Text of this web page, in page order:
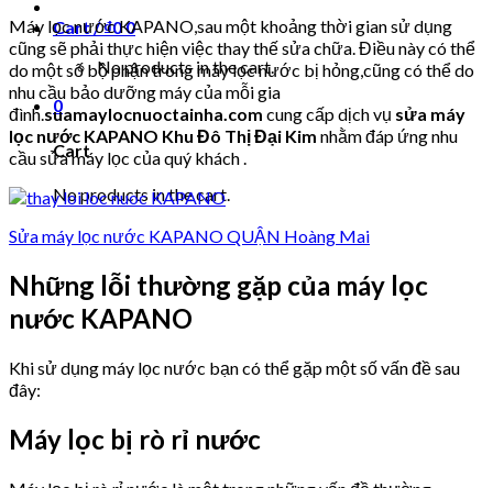
Cart /₫00
No products in the cart.
0
Cart
No products in the cart.
Máy lọc nước KAPANO,sau một khoảng thời gian sử dụng
cũng sẽ phải thực hiện việc thay thế sửa chữa. Điều này có thể
do một số bộ phận trong máy lọc nước bị hỏng,cũng có thể do
nhu cầu bảo dưỡng máy của mỗi gia
đình.suamaylocnuoctainha.com cung cấp dịch vụ sửa máy
lọc nước KAPANO Khu Đô Thị Đại Kim nhằm đáp ứng nhu
cầu sửa máy lọc của quý khách .
Sửa máy lọc nước KAPANO QUẬN Hoàng Mai
Những lỗi thường gặp của máy lọc
nước KAPANO
Khi sử dụng máy lọc nước bạn có thể gặp một số vấn đề sau
đây:
Máy lọc bị rò rỉ nước